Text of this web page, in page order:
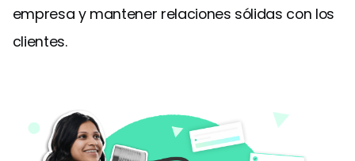
empresa y mantener relaciones sólidas con los
clientes.